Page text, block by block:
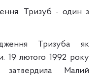
Тризуб - один з
Тризуба як
19 лютого 1992 року
Малий